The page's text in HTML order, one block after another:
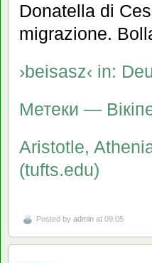
Donatella di
migrazione.
›beisasz‹ in:
Метеки —
Aristotle,
(tufts.edu)
Posted by admin at 09:05